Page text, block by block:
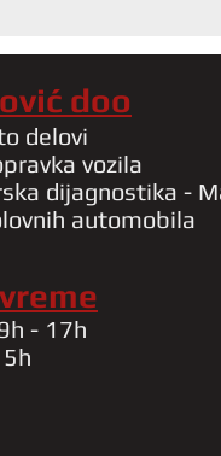
doo
delovi
vozila
dijagnostika -
automobila
- 17h